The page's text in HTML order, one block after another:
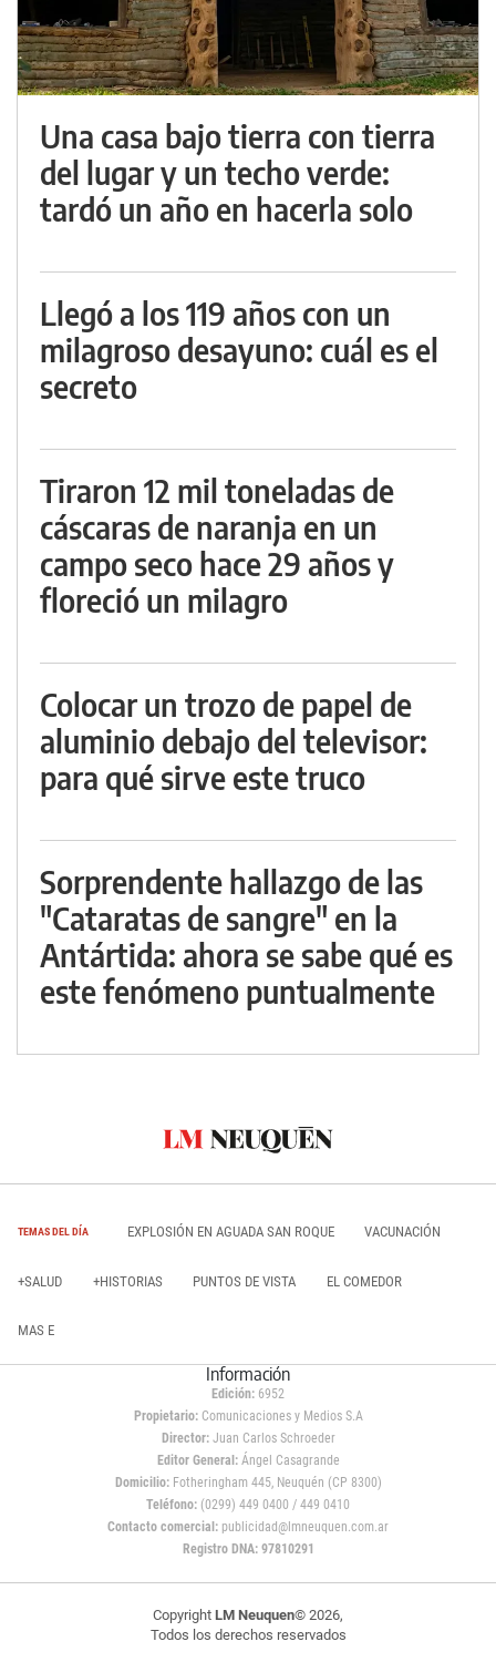
Una casa bajo tierra con tierra
del lugar y un techo verde:
tardó un año en hacerla solo
Llegó a los 119 años con un
milagroso desayuno: cuál es el
secreto
Tiraron 12 mil toneladas de
cáscaras de naranja en un
campo seco hace 29 años y
floreció un milagro
Colocar un trozo de papel de
aluminio debajo del televisor:
para qué sirve este truco
Sorprendente hallazgo de las
"Cataratas de sangre" en la
Antártida: ahora se sabe qué es
este fenómeno puntualmente
TEMAS DEL DÍA EXPLOSIÓN EN AGUADA SAN ROQUE VACUNACIÓN
+SALUD +HISTORIAS PUNTOS DE VISTA EL COMEDOR
MAS E
Información
Edición: 6952
Propietario:Comunicaciones y Medios S.A
Director: Juan Carlos Schroeder
Editor General:Ángel Casagrande
Domicilio:Fotheringham 445, Neuquén (CP 8300)
Teléfono: (0299) 449 0400 / 449 0410
Contacto comercial: publicidad@lmneuquen.com.ar
Registro DNA: 97810291
Copyright LM Neuquen© 2026,
Todos los derechos reservados